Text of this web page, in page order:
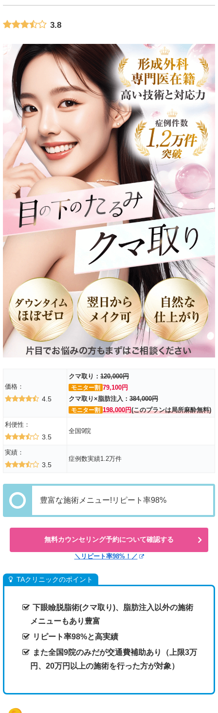
3.8
価格：
4.5
クマ取り： 120,000円
モニター割 79,100円
クマ取り×脂肪注入： 384,000円
モニター割 198,000円(このプランは局所麻酔無料)
利便性：
3.5
全国9院
実績：
3.5
症例数実績1.2万件
豊富な施術メニュー!リピート率98%
無料カウンセリング予約について確認する
＼リピート率98%！／
TAクリニックのポイント
下眼瞼脱脂術(クマ取り)、脂肪注入以外の施術
メニューもあり豊富
リピート率98%と高実績
また全国9院のみだが交通費補助あり（上限3万
円、20万円以上の施術を行った方が対象）